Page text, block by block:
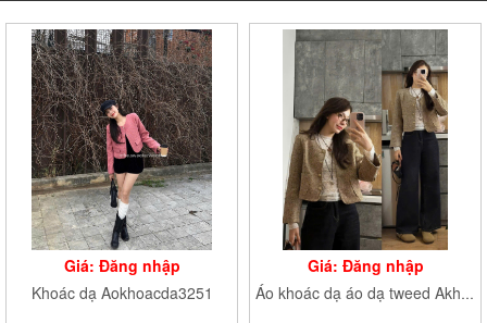
Giá: Đăng nhập
Khoác dạ Aokhoacda3251
Giá: Đăng nhập
Áo khoác dạ áo dạ tweed Akhoacda251